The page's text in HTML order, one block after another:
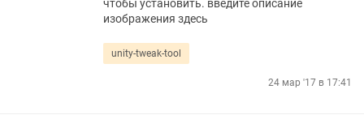
чтобы установить. введите описание
изображения здесь
unity-tweak-tool
24 мар '17 в 17:41